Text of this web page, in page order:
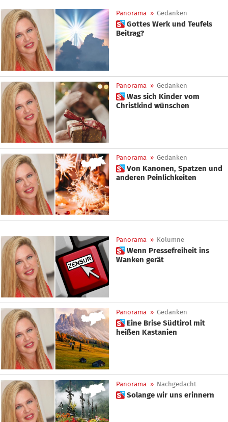
Panorama » Gedanken
 Gottes Werk und Teufels
Beitrag?
Panorama » Gedanken
 Was sich Kinder vom
Christkind wünschen
Panorama » Gedanken
 Von Kanonen, Spatzen und
anderen Peinlichkeiten
Panorama » Kolumne
 Wenn Pressefreiheit ins
Wanken gerät
Panorama » Gedanken
 Eine Brise Südtirol mit
heißen Kastanien
Panorama » Nachgedacht
 Solange wir uns erinnern